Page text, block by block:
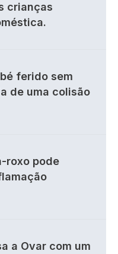
crianças
ferido sem
de uma colisão
roxo pode
a Ovar com um